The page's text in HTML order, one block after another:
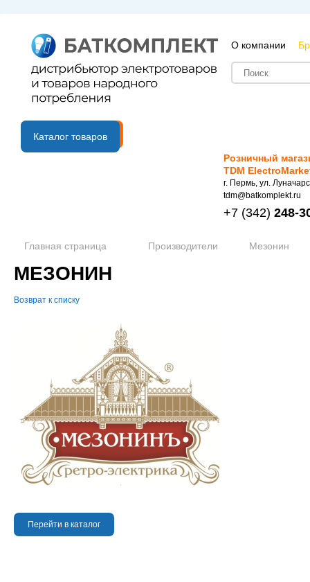
О компании
B2B портал
Каталог товаров
Розничный
TDM
г. Пермь, ул.
tdm@batkomplekt.ru
+7 (342) 248-
Главная страница Производители Мезонин
МЕЗОНИН
Возврат к списку
Перейти в каталог